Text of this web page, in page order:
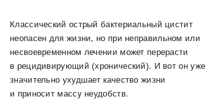
Классический острый бактериальный цистит
неопасен для жизни, но при неправильном или
несвоевременном лечении может перерасти
в рецидивирующий (хронический). И вот он уже
значительно ухудшает качество жизни
и приносит массу неудобств.